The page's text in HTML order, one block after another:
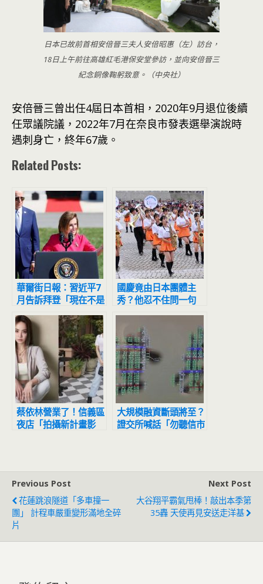
日本已故前首相安倍晉三夫人安倍昭惠（左）訪台，
18日上午前往高雄紅毛港保安堂參訪，並向安倍晉三
紀念銅像鞠躬致意。（中央社）
安倍晉三曾出任4屆日本首相，2020年9月退位後續
任眾議院議，2022年7月在奈良市發表選舉演說時
遇刺身亡，終年67歲。
Related Posts:
華爾街日報：習近平7
月告訴拜登「現在不是
爆發危機的時刻」
國慶竟由日本團體主
秀？他忍不住問一句
破千網友暴動了
蔡依林營業了！信義區
夜店「拍攝新計畫影
大規模融資斷頭將至？
證交所喊話「勿聽信市
Previous Post
花蓮跳浪隧道「多車撞一
團」 計程車嚴重變形滿地全碎
片
Next Post
大谷翔平霸氣甩棒！敲出本季第
35轟 天使再見安送走洋基